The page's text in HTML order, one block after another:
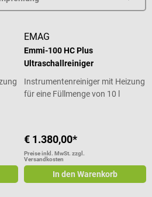
EMAG
Emmi-100 HC Plus
Ultraschallreiniger
Instrumentenreiniger mit Heizung
für eine Füllmenge von 10 l
€ 1.380,00*
Preise inkl. MwSt. zzgl.
Versandkosten
In den Warenkorb